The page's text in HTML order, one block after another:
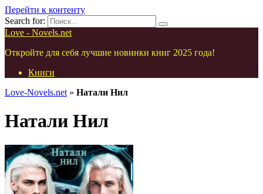
Перейти к контенту
Search for:
Love - Novels.net
Откройте для себя лучшие новинки книг 2025 года!
Книги
Love-Novels.net » Натали Нил
Натали Нил